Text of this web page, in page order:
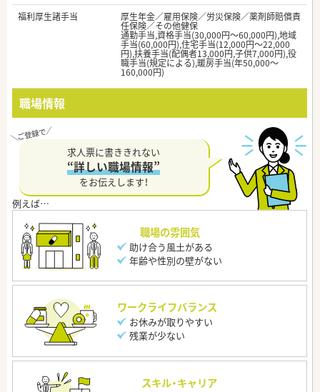
福利厚生諸手当
厚生年金／雇用保険／労災保険／薬剤師賠償責
任保険／その他健保
通勤手当,資格手当(30,000円～60,000円),地域
手当(60,000円),住宅手当(12,000円～22,000
円),扶養手当(配偶者13,000円,子供7,000円),役
職手当(規定による),暖房手当(年50,000～
160,000円)
職場情報
求人票に書ききれない
“詳しい職場情報”
をお伝えします！
職場の雰囲気
助け合う風土がある
年齢や性別の壁がない
ワークライフバランス
お休みが取りやすい
残業が少ない
スキル・キャリア